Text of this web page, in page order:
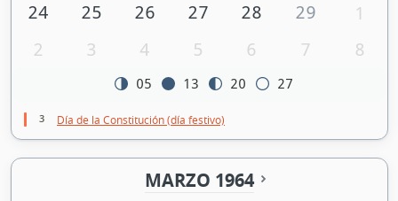
24
25 26 27 28 29
1
2
3 4 5 6 7 8
05 13 20 27
3 Día de la Constitución (día festivo)
MARZO 1964